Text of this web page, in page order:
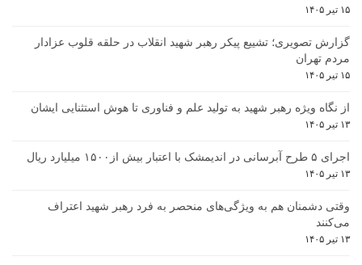
۱۵ تیر ۱۴۰۵
گزارش تصویری؛ تشییع پیکر رهبر شهید انقلاب در حلقه قلوب عزادار
مردم تهران
۱۵ تیر ۱۴۰۵
از نگاه ویژه رهبر شهید به تولید علم و فناوری تا هوش استثنایی ایشان
۱۳ تیر ۱۴۰۵
اجرای ۵ طرح آبرسانی در اندیمشک با اعتبار بیش از۱۵۰۰ میلیارد ریال
۱۳ تیر ۱۴۰۵
وقتی دشمنان هم به ویژگی‌های منحصر به فرد رهبر شهید اعتراف
می‌کنند
۱۳ تیر ۱۴۰۵